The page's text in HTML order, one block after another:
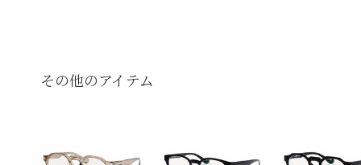
その他のアイテム